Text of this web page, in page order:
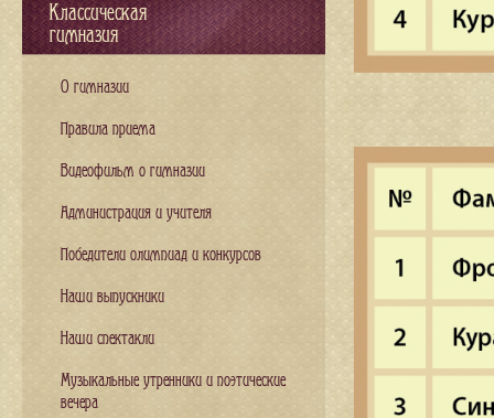
Классическая
гимназия
О гимназии
Правила приема
Видеофильм о гимназии
Администрация и учителя
Победители олимпиад и конкурсов
Наши выпускники
Наши спектакли
Музыкальные утренники и поэтические
вечера